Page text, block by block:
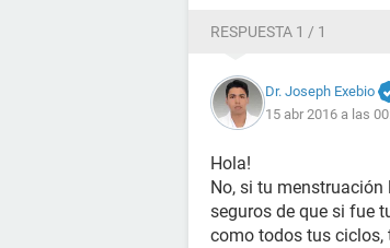
RESPUESTA 1 / 1
Dr. Joseph Exebio
15 abr 2016 a las
Hola!
No, si tu menstruación
seguros de que si fue
como todos tus ciclos,